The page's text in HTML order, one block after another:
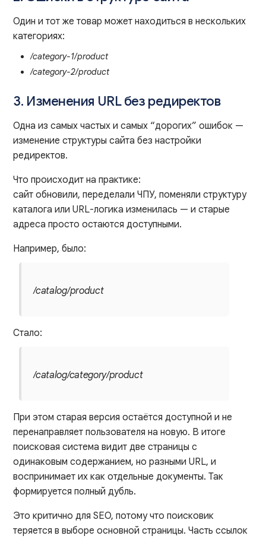
Один и тот же товар может находиться в нескольких
категориях:
/category-1/product
/category-2/product
3. Изменения URL без редиректов
Одна из самых частых и самых “дорогих” ошибок —
изменение структуры сайта без настройки
редиректов.
Что происходит на практике:
сайт обновили, переделали ЧПУ, поменяли структуру
каталога или URL-логика изменилась — и старые
адреса просто остаются доступными.
Например, было:
/catalog/product
Стало:
/catalog/category/product
При этом старая версия остаётся доступной и не
перенаправляет пользователя на новую. В итоге
поисковая система видит две страницы с
одинаковым содержанием, но разными URL, и
воспринимает их как отдельные документы. Так
формируется полный дубль.
Это критично для SEO, потому что поисковик
теряется в выборе основной страницы. Часть ссылок